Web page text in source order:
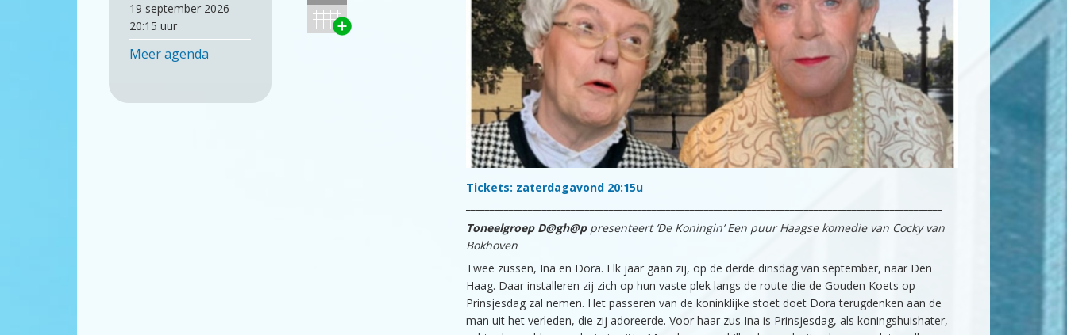
Tickets: zaterdagavond 20:15u
Toneelgroep D@gh@p presenteert ’De Koningin’ Een puur Haagse komedie van Cocky van
Bokhoven
Twee zussen, Ina en Dora. Elk jaar gaan zij, op de derde dinsdag van september, naar Den
Haag. Daar installeren zij zich op hun vaste plek langs de route die de Gouden Koets op
Prinsjesdag zal nemen. Het passeren van de koninklijke stoet doet Dora terugdenken aan de
man uit het verleden, die zij adoreerde. Voor haar zus Ina is Prinsjesdag, als koningshuishater,
19 september 2026 -
20:15 uur
Meer agenda